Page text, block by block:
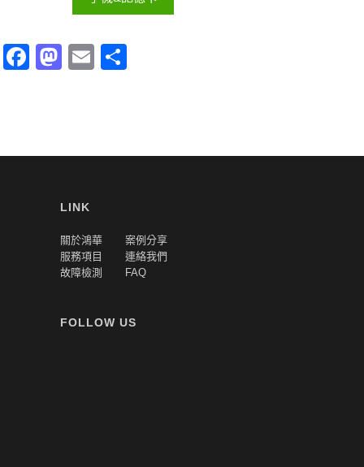
Facebook
Mastodon
Email
LINK
關於鴻華
案例分享
服務項目
連絡我們
故障檢測
FAQ
FOLLOW US